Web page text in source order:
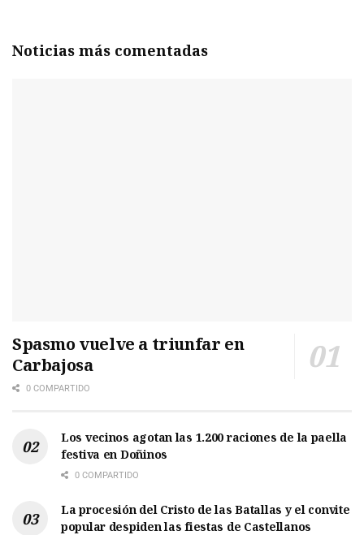
Noticias más comentadas
Spasmo vuelve a triunfar en
Carbajosa
0 COMPARTIDO
Los vecinos agotan las 1.200 raciones de la paella
festiva en Doñinos
0 COMPARTIDO
La procesión del Cristo de las Batallas y el convite
popular despiden las fiestas de Castellanos